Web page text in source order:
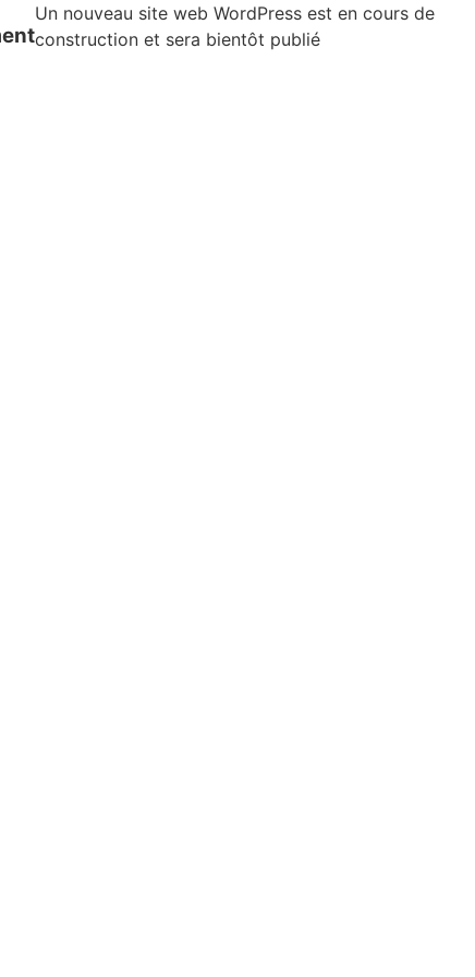
Un nouveau site web WordPress est en cours de
construction et sera bientôt publié